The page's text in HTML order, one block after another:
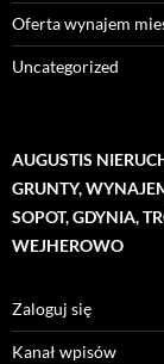
Oferta wynajem
Uncategorized
AUGUSTIS
GRUNTY,
SOPOT, GDYNIA,
WEJHEROWO
Zaloguj się
Kanał wpisów